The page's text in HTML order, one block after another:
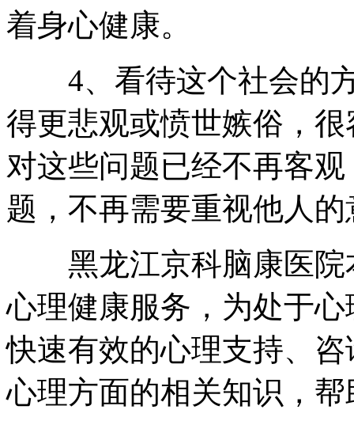
着身心健康。
4、看待这个社会的方
得更悲观或愤世嫉俗，
对这些问题已经不再客
题，不再需要重视他人
黑龙江京科脑康医院
心理健康服务，为处于
快速有效的心理支持、
心理方面的相关知识，